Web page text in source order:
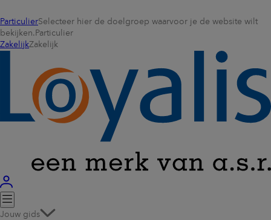
ParticulierSelecteer hier de doelgroep waarvoor je de website wilt
bekijken. Particulier
ZakelijkZakelijk
Jouw gids